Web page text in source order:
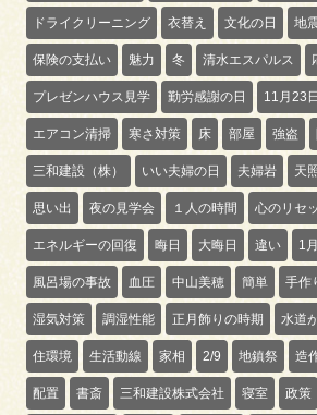
ドライクリーニング 衣替え 文化の日 地
保険の支払い 魅力 冬 清水エスパルス
プレゼンハウス見学 勤労感謝の日 11月23日
エアコン清掃 寒さ対策 床 部屋 強盗
三和建設（株） いい夫婦の日 夫婦岩 天
思い出 夜の見学会 １人の時間 心のリセ
エネルギーの回復 晦日 大晦日 違い 1月
風呂場の事故 血圧 中山美穂 簡単 手作
湿気対策 調湿性能 正月飾りの時期 水道
住環境 生活動線 家相 2/9 地鎮祭 造
配置 書斎 三和建設株式会社 寝室 政策